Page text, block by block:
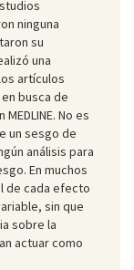
ninguna
su
una
artículos
busca de
No es
un sesgo de
análisis para
En muchos
de cada efecto
sin que
sobre la
actuar como